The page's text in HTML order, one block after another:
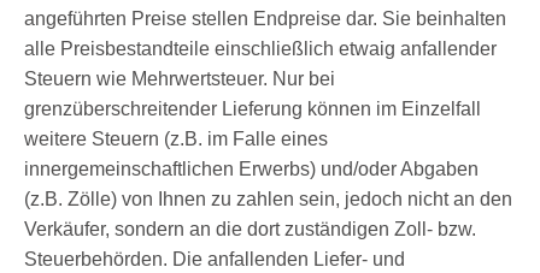
angeführten Preise stellen Endpreise dar. Sie beinhalten
alle Preisbestandteile einschließlich etwaig anfallender
Steuern wie Mehrwertsteuer. Nur bei
grenzüberschreitender Lieferung können im Einzelfall
weitere Steuern (z.B. im Falle eines
innergemeinschaftlichen Erwerbs) und/oder Abgaben
(z.B. Zölle) von Ihnen zu zahlen sein, jedoch nicht an den
Verkäufer, sondern an die dort zuständigen Zoll- bzw.
Steuerbehörden. Die anfallenden Liefer- und